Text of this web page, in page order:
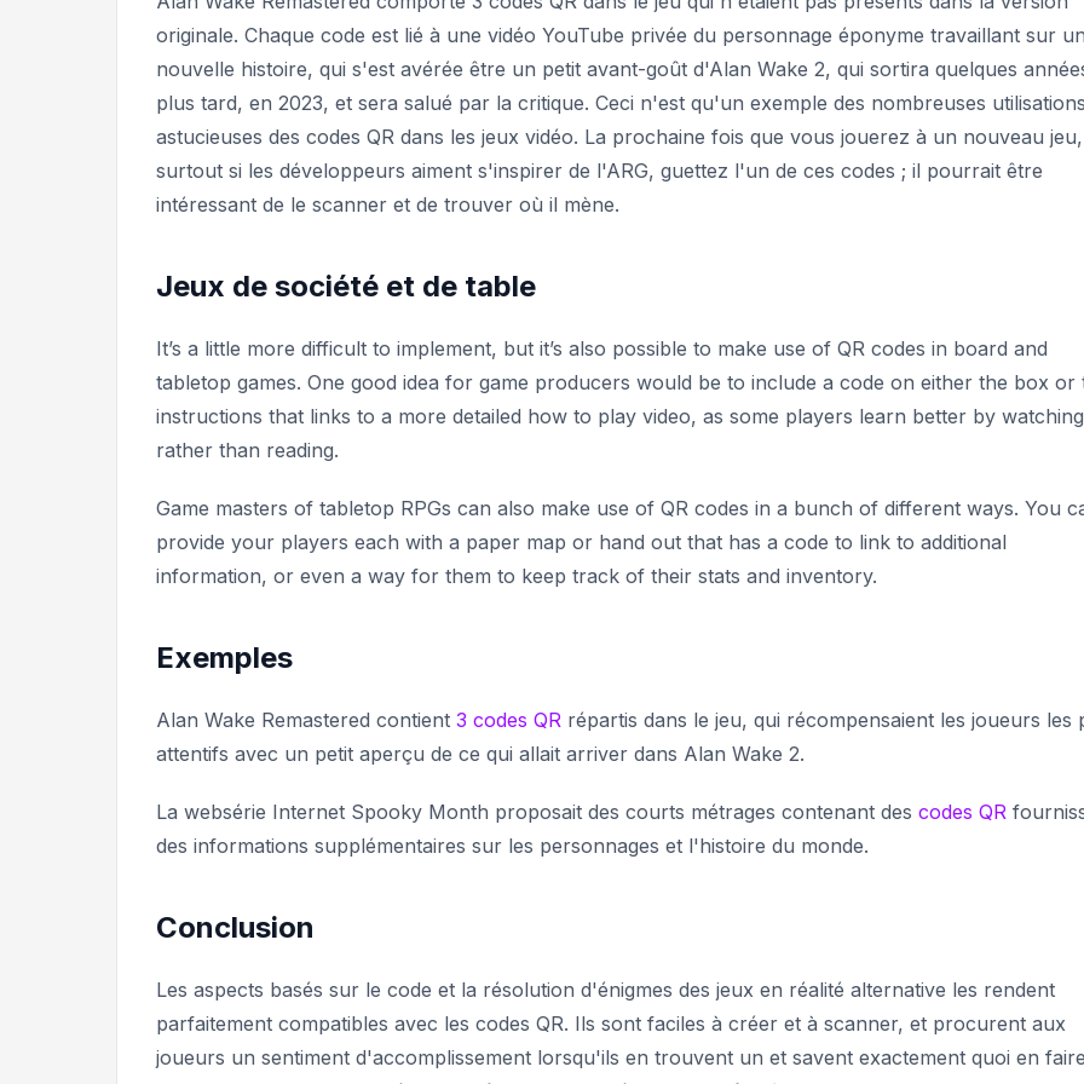
originale. Chaque code est lié à une vidéo YouTube privée du personnage éponyme travaillant sur
nouvelle histoire, qui s'est avérée être un petit avant-goût d'Alan Wake 2, qui sortira quelques
plus tard, en 2023, et sera salué par la critique. Ceci n'est qu'un exemple des nombreuses utilisations
astucieuses des codes QR dans les jeux vidéo. La prochaine fois que vous jouerez à un nouveau jeu,
surtout si les développeurs aiment s'inspirer de l'ARG, guettez l'un de ces codes ; il pourrait être
intéressant de le scanner et de trouver où il mène.
Jeux de société et de table
It’s a little more difficult to implement, but it’s also possible to make use of QR codes in board and
tabletop games. One good idea for game producers would be to include a code on either the box or
instructions that links to a more detailed how to play video, as some players learn better by watching
rather than reading.
Game masters of tabletop RPGs can also make use of QR codes in a bunch of different ways. You
provide your players each with a paper map or hand out that has a code to link to additional
information, or even a way for them to keep track of their stats and inventory.
Exemples
Alan Wake Remastered contient 3 codes QR répartis dans le jeu, qui récompensaient les joueurs les
attentifs avec un petit aperçu de ce qui allait arriver dans Alan Wake 2.
La websérie Internet Spooky Month proposait des courts métrages contenant des codes QR
des informations supplémentaires sur les personnages et l'histoire du monde.
Conclusion
Les aspects basés sur le code et la résolution d'énigmes des jeux en réalité alternative les rendent
parfaitement compatibles avec les codes QR. Ils sont faciles à créer et à scanner, et procurent aux
joueurs un sentiment d'accomplissement lorsqu'ils en trouvent un et savent exactement quoi en